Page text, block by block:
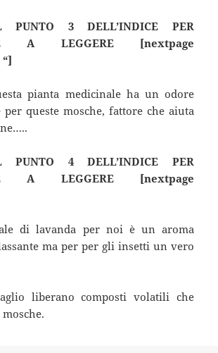
PUNTO 3 DELL’INDICE PER
A LEGGERE [nextpage
pianta medicinale ha un odore
queste mosche, fattore che aiuta
PUNTO 4 DELL’INDICE PER
A LEGGERE [nextpage
di lavanda per noi è un aroma
ma per per gli insetti un vero
liberano composti volatili che